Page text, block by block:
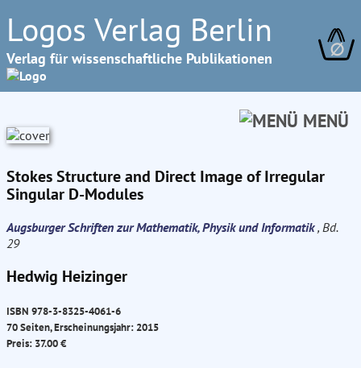
Logos Verlag Berlin
Verlag für wissenschaftliche Publikationen ∅
MENÜ
Stokes Structure and Direct Image of Irregular
Singular D-Modules
Augsburger Schriften zur Mathematik, Physik und Informatik, Bd.
29
Hedwig Heizinger
ISBN 978-3-8325-4061-6
70 Seiten, Erscheinungsjahr: 2015
Preis: 37.00 €